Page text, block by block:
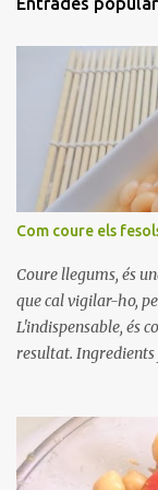
Com coure els
Coure llegums, és
que cal vigilar-ho,
L'indispensable, és
resultat. Ingredients
quan arrenca el
repetiu dues o tres
o tres vegades